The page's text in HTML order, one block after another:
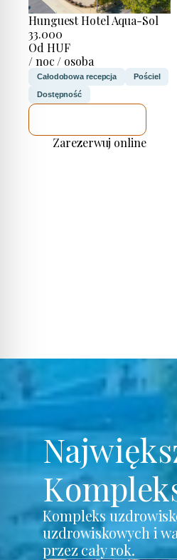
Hunguest Hotel Aqua-Sol
33.000
Od HUF
/ noc / osoba
Całodobowa recepcja Pościel
Dostępność
Zarezerwuj online
Kompleks
uzdrowiskowych i
przez cały rok.